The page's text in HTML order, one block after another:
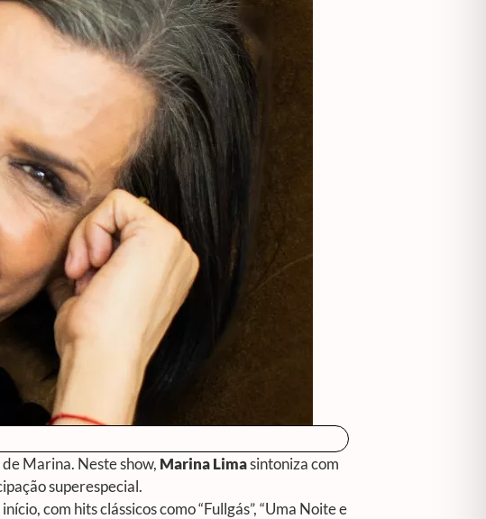
de Marina. Neste show, Marina Limasintoniza com
superespecial.
com hits clássicos como “Fullgás”, “Uma Noite e